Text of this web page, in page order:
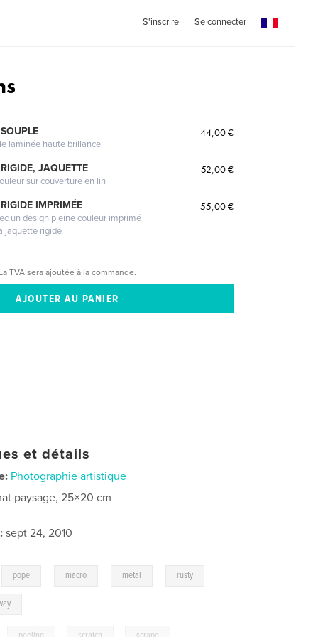
S'inscrire Se connecter
laminée haute brillance
44,00 €
JAQUETTE
sur couverture en lin
52,00 €
IMPRIMÉE
un design pleine couleur imprimé
jaquette rigide
55,00 €
La TVA sera ajoutée à la commande.
et détails
Photographie artistique
paysage, 25×20 cm
sept 24, 2010
pope macro metal rusty